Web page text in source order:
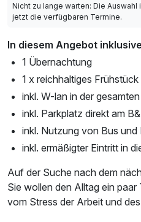
Nicht zu lange warten: Die
jetzt die verfügbaren Termine.
In diesem Angebot inklusive
1 Übernachtung
1 x reichhaltiges
inkl. W-lan in der
inkl. Parkplatz direkt am
inkl. Nutzung von Bus und
inkl. ermäßigter Eintritt in
Auf der Suche nach dem
Sie wollen den Alltag ein
vom Stress der Arbeit und